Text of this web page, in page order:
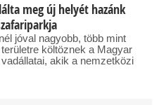
meg új helyét hazánk
jóval nagyobb, több mint
költöznek a Magyar
akik a nemzetközi